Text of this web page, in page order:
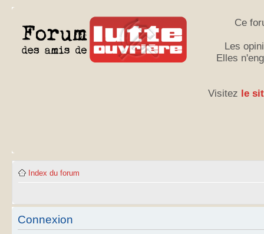
Ce
Les
Elles
Visitez le
Index du forum
Connexion